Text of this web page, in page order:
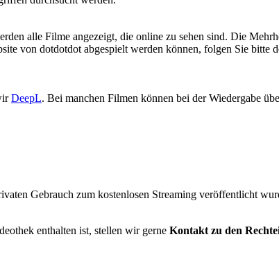
alle Filme angezeigt, die online zu sehen sind. Die
von dotdotdot abgespielt werden können, folgen Sie bitte
DeepL. Bei manchen Filmen können bei der Wiedergabe
Gebrauch zum kostenlosen Streaming veröffentlicht
enthalten ist, stellen wir gerne Kontakt zu den